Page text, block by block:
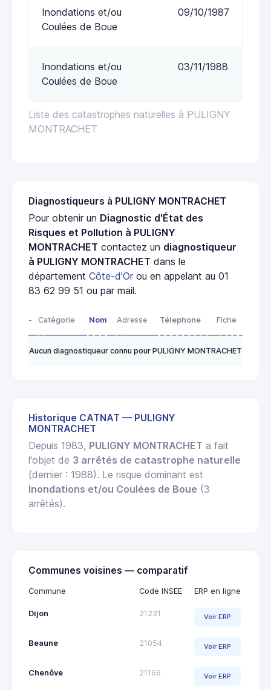
Liste des catastrophes naturelles à PULIGNY
MONTRACHET
Inondations et/ou
Coulées de Boue
09/10/1987
Inondations et/ou
Coulées de Boue
03/11/1988
Diagnostiqueurs à PULIGNY MONTRACHET
Pour obtenir un Diagnostic d'État des
Risques et Pollution à PULIGNY
MONTRACHET contactez un diagnostiqueur
à PULIGNY MONTRACHET dans le
département Côte-d'Or ou en appelant au 01
83 62 99 51 ou par mail.
- Catégorie Nom Adresse Télephone Fiche
Aucun diagnostiqueur connu pour PULIGNY MONTRACHET
Historique CATNAT — PULIGNY
MONTRACHET
Depuis 1983, PULIGNY MONTRACHET a fait
l'objet de 3 arrêtés de catastrophe naturelle
(dernier : 1988). Le risque dominant est
Inondations et/ou Coulées de Boue (3
arrêtés).
Communes voisines — comparatif
Commune Code INSEE ERP en ligne
Dijon 21231 Voir ERP
Beaune 21054 Voir ERP
Chenôve 21166 Voir ERP